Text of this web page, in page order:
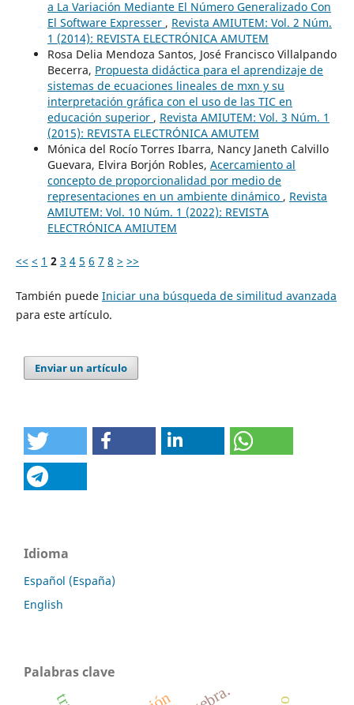
a La Variación Mediante El Número Generalizado Con
El Software Expresser , Revista AMIUTEM: Vol. 2 Núm.
1 (2014): REVISTA ELECTRÓNICA AMUTEM
Rosa Delia Mendoza Santos, José Francisco Villalpando
Becerra, Propuesta didáctica para el aprendizaje de
sistemas de ecuaciones lineales de mxn y su
interpretación gráfica con el uso de las TIC en
educación superior , Revista AMIUTEM: Vol. 3 Núm. 1
(2015): REVISTA ELECTRÓNICA AMUTEM
Mónica del Rocío Torres Ibarra, Nancy Janeth Calvillo
Guevara, Elvira Borjón Robles, Acercamiento al
concepto de proporcionalidad por medio de
representaciones en un ambiente dinámico , Revista
AMIUTEM: Vol. 10 Núm. 1 (2022): REVISTA
ELECTRÓNICA AMIUTEM
<< < 1 2 3 4 5 6 7 8 > >>
También puede Iniciar una búsqueda de similitud avanzada
para este artículo.
Enviar un artículo
Idioma
Español (España)
English
Palabras clave